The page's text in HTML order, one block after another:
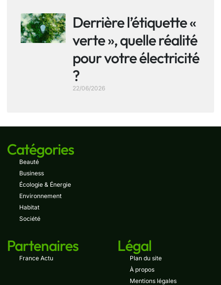
Derrière l’étiquette «
verte », quelle réalité
pour votre électricité
?
22/06/2026
Catégories
Beauté
Business
Écologie & Énergie
Environnement
Habitat
Société
Partenaires
France Actu
Légal
Plan du site
À propos
Mentions légales